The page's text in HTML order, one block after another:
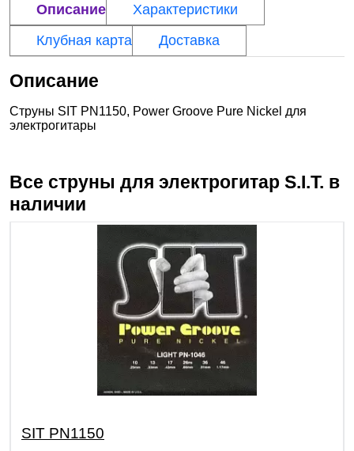
Описание
Характеристики
Клубная карта
Доставка
Описание
Струны SIT PN1150, Power Groove Pure Nickel для
электрогитары
Все струны для электрогитар S.I.T. в
наличии
SIT PN1150